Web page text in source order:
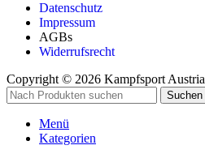
Datenschutz
Impressum
AGBs
Widerrufsrecht
Copyright © 2026 Kampfsport Austria
Suchen
Menü
Kategorien